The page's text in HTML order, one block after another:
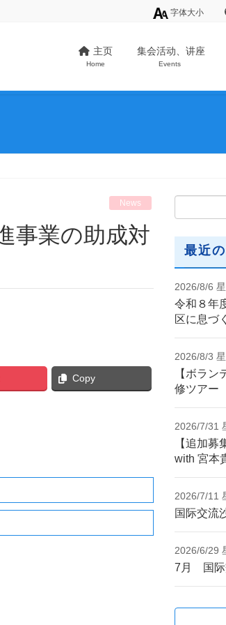
字体大小
主页
Home
集会活动、讲座
Events
News
Copy
最近
2026/8/6
令和８年
区に息づ
2026/8/3
【ボラ
修ツアー
2026/7/31
【追加
with 宮本
2026/7/11
国际交流
2026/6/29
7月 国际